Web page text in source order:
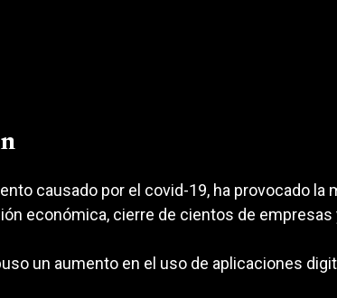
causado por el covid-19, ha provocado la
económica, cierre de cientos de
un aumento en el uso de aplicaciones